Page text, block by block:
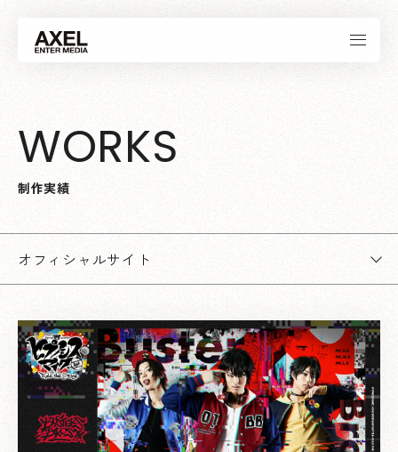
WORKS
制作実績
オフィシャルサイト